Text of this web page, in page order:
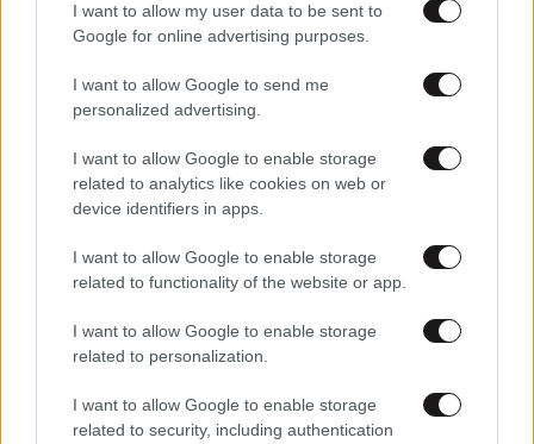
I want to allow my user data to be sent to
Google for online advertising purposes.
I want to allow Google to send me
personalized advertising.
I want to allow Google to enable storage
related to analytics like cookies on web or
device identifiers in apps.
I want to allow Google to enable storage
related to functionality of the website or app.
I want to allow Google to enable storage
related to personalization.
I want to allow Google to enable storage
related to security, including authentication
21·09·2025 00:01
Κυριακή στο πλαίσιο εκδηλώσεων «Αθηνάς χωρίς
Αυτοκίνητο»